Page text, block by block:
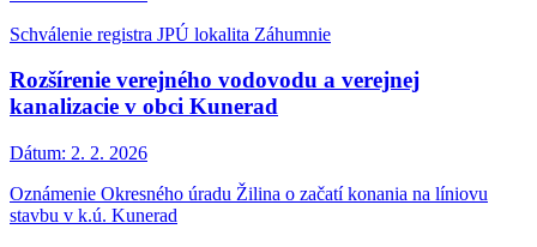
Schválenie registra JPÚ lokalita Záhumnie
Rozšírenie verejného vodovodu a verejnej
kanalizacie v obci Kunerad
Dátum: 2. 2. 2026
Oznámenie Okresného úradu Žilina o začatí konania na líniovu
stavbu v k.ú. Kunerad